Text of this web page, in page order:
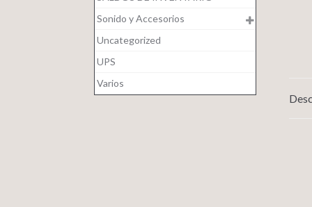
Sonido y Accesorios
Uncategorized
UPS
Varios